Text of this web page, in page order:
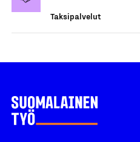
Taksipalvelut